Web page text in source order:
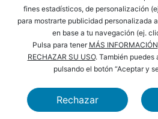
fines estadísticos, de personalización
para mostrarte publicidad personalizada
en base a tu navegación (ej.
Pulsa para tener MÁS INFORMACIÓN
RECHAZAR SU USO. También puedes
pulsando el botón “Aceptar y
Rechazar
ENLACES DE INTERÉS
PRIVACIDAD
MAPA WEB
CAIXABANK